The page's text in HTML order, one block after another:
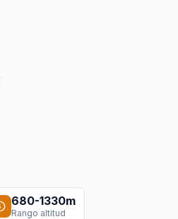
680-1330m
Rango altitud